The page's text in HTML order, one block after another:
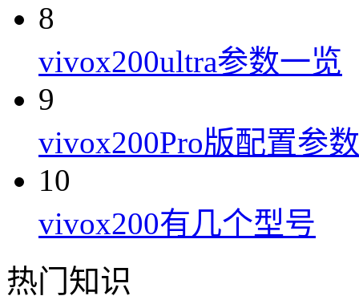
8
vivox200ultra参数一览
9
vivox200Pro版配置参数
10
vivox200有几个型号
热门知识